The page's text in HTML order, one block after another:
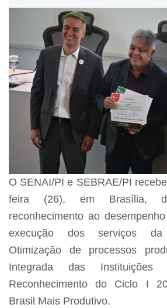
O SENAI/PI e SEBRAE/PI
feira (26), em Brasília,
reconhecimento ao
execução dos serviços
Otimização de processos
Integrada das
Reconhecimento do Ciclo I
Brasil Mais Produtivo.